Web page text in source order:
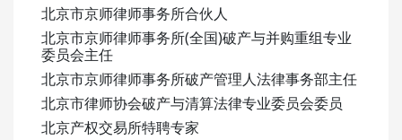
北京市京师律师事务所合伙人
北京市京师律师事务所(全国)破产与并购重组专业
委员会主任
北京市京师律师事务所破产管理人法律事务部主任
北京市律师协会破产与清算法律专业委员会委员
北京产权交易所特聘专家